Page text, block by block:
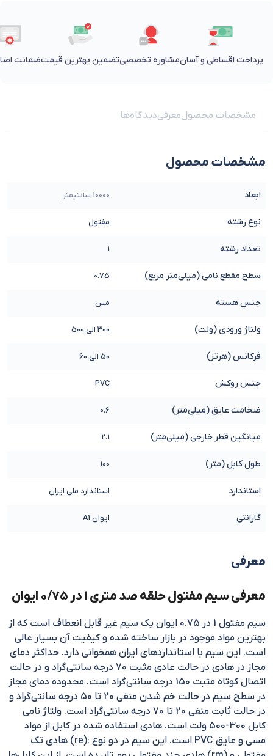
پرداخت اقساطی و آسانمشاوره تخصصیتضمین بهترین قیمتضمانت
مشخصات محصولمعرفیدیدگاه‌ها
مشخصات محصول
ابعاد 10000 سانتیمتر
نوع رشته مفتول
تعداد رشته 1
سطح مقطع نامی (میلی‌متر مربع) 0.75
جنس هسته مس
ولتاژ ورودی (ولت) 300 الی 500
فرکانس (هرتز) 50 الی 60
جنس روکش PVC
ضخامت عایق (میلی‌متر) 0.6
میانگین قطر خارجی (میلی‌متر) 2.1
طول کابل (متر) 100
استاندارد استاندارد ملی ایران
گارانتی ایوان A1
معرفی
معرفی سیم مفتول حلقه صد متری 1 در 0/75 ایوان
سیم مفتول 1 در 0.75 ایوان یک سیم غیر قابل انعطاف است که از
بهترین مواد موجود در بازار ساخته شده و کیفیت آن بسیار عالی
است. این سیم با استانداردهای ایران همخوانی دارد. حداکثر دمای
مجاز در هادی در حالت عادی مثبت 70 درجه سانتی‌گراد و در حالت
اتصال کوتاه مثبت 150 درجه سانتی‌گراد است. محدوده دمای مجاز
در سطح سیم در حالت خم شدن منفی 20 تا 50 درجه سانتی‌گراد و
در حالت ثابت منفی 20 تا 70 درجه سانتی‌گراد است. ولتاژ نامی
کابل 300-500 ولت است. هادی استفاده شده در کابل از مواد
مسی و عایق PVC است. این سیم در دو نوع :(re) هادی تک